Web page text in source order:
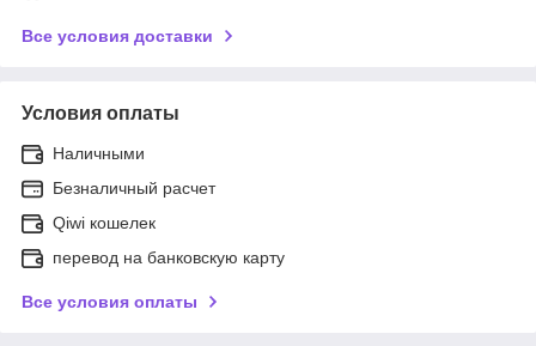
Все условия доставки
Условия оплаты
Наличными
Безналичный расчет
Qiwi кошелек
перевод на банковскую карту
Все условия оплаты